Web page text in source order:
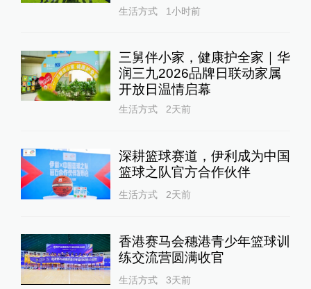
生活方式 1小时前
三舅伴小家，健康护全家｜华
润三九2026品牌日联动家属
开放日温情启幕
生活方式 2天前
深耕篮球赛道，伊利成为中国
篮球之队官方合作伙伴
生活方式 2天前
香港赛马会穗港青少年篮球训
练交流营圆满收官
生活方式 3天前